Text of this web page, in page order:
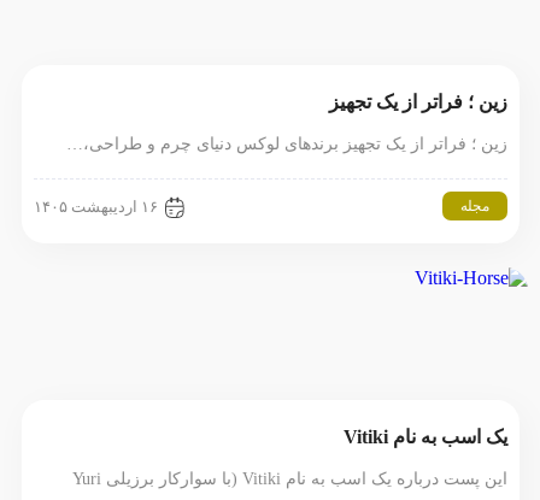
زین ؛ فراتر از یک تجهیز
زین ؛ فراتر از یک تجهیز برندهای لوکس دنیای چرم و طراحی،…
مجله ۱۶ اردیبهشت ۱۴۰۵
یک اسب به نام Vitiki
این پست درباره یک اسب به نام Vitiki (با سوارکار برزیلی Yuri